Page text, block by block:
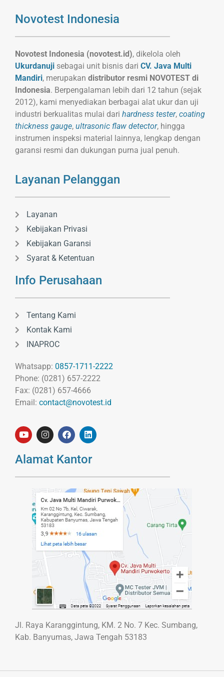
Novotest Indonesia
Novotest Indonesia (novotest.id), dikelola oleh
Ukurdanuji sebagai unit bisnis dari CV. Java Multi
Mandiri, merupakan distributor resmi NOVOTEST di
Indonesia. Berpengalaman lebih dari 12 tahun (sejak
2012), kami menyediakan berbagai alat ukur dan uji
industri berkualitas mulai dari hardness tester, coating
thickness gauge, ultrasonic flaw detector, hingga
instrumen inspeksi material lainnya, lengkap dengan
garansi resmi dan dukungan purna jual penuh.
Layanan Pelanggan
Layanan
Kebijakan Privasi
Kebijakan Garansi
Syarat & Ketentuan
Info Perusahaan
Tentang Kami
Kontak Kami
INAPROC
Whatsapp: 0857-1711-2222
Phone: (0281) 657-2222
Fax: (0281) 657-4666
Email: contact@novotest.id
Alamat Kantor
Jl. Raya Karanggintung, KM. 2 No. 7 Kec. Sumbang,
Kab. Banyumas, Jawa Tengah 53183